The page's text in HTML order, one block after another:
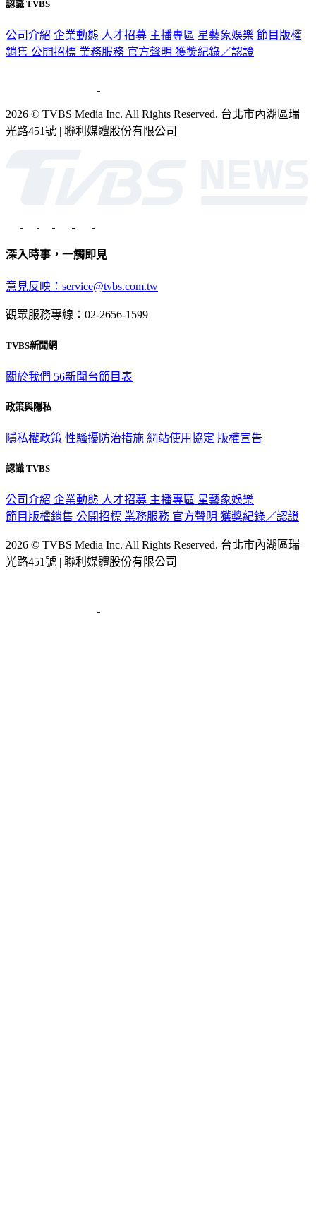
認識 TVBS
公司介紹 企業動態 人才招募 主播專區 星藝象娛樂 節目版權
銷售 公開招標 業務服務 官方聲明 獲獎紀錄／認證
2026 © TVBS Media Inc. All Rights Reserved. 台北市內湖區瑞
光路451號 | 聯利媒體股份有限公司
深入時事，一觸即見
意見反映：service@tvbs.com.tw
觀眾服務專線：02-2656-1599
TVBS新聞網
關於我們 56新聞台節目表
政策與隱私
隱私權政策 性騷擾防治措施 網站使用協定 版權宣告
認識 TVBS
公司介紹 企業動態 人才招募 主播專區 星藝象娛樂
節目版權銷售 公開招標 業務服務 官方聲明 獲獎紀錄／認證
2026 © TVBS Media Inc. All Rights Reserved. 台北市內湖區瑞
光路451號 | 聯利媒體股份有限公司